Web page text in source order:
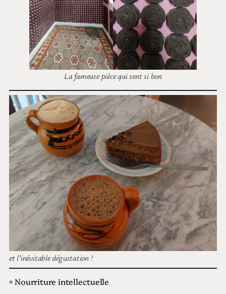
La fameuse pièce qui sent si bon
et l’inévitable dégustation !
¤ Nourriture intellectuelle